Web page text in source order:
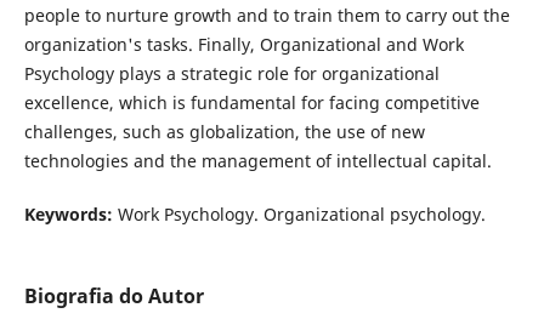
people to nurture growth and to train them to carry out the
organization's tasks. Finally, Organizational and Work
Psychology plays a strategic role for organizational
excellence, which is fundamental for facing competitive
challenges, such as globalization, the use of new
technologies and the management of intellectual capital.
Keywords: Work Psychology. Organizational psychology.
Biografia do Autor